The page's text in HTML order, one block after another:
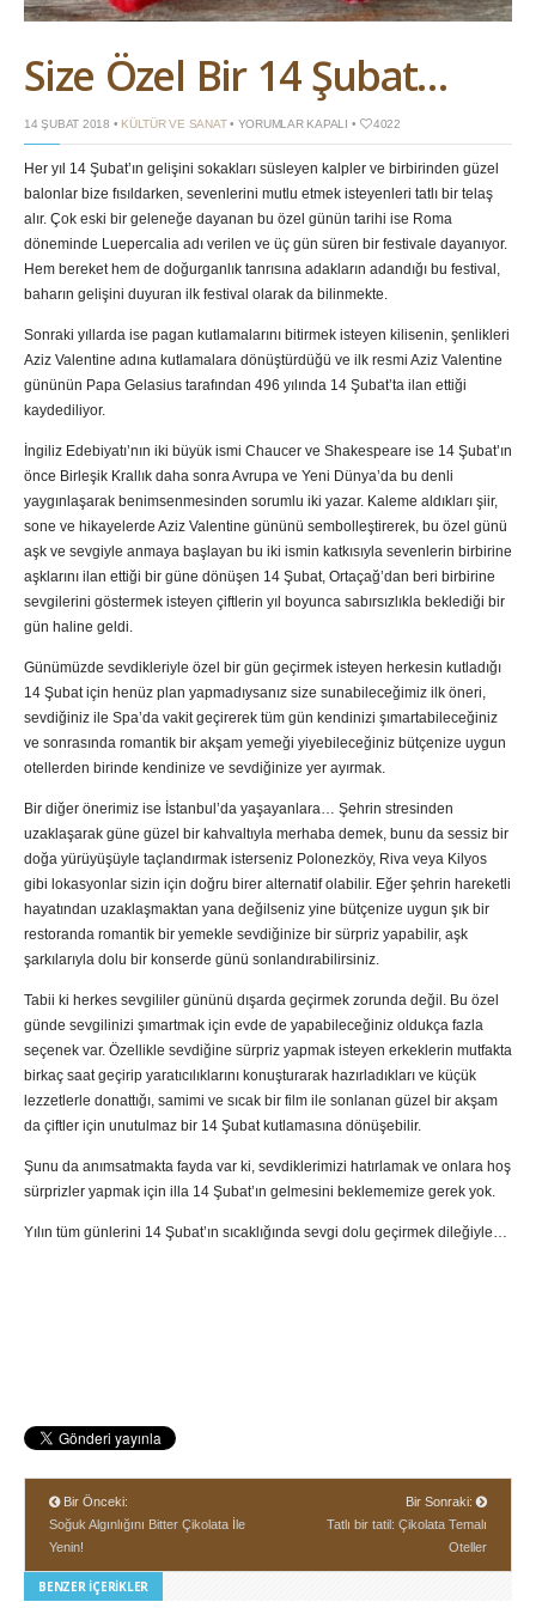
Size Özel Bir 14 Şubat…
14 ŞUBAT 2018 • KÜLTÜR VE SANAT• SIZE
14
IÇIN
YORUMLAR KAPALI • 4022
Her yıl 14 Şubat’ın gelişini sokakları süsleyen kalpler ve birbirinden güzel
balonlar bize fısıldarken, sevenlerini mutlu etmek isteyenleri tatlı bir telaş
alır. Çok eski bir geleneğe dayanan bu özel günün tarihi ise Roma
döneminde Luepercalia adı verilen ve üç gün süren bir festivale dayanıyor.
Hem bereket hem de doğurganlık tanrısına adakların adandığı bu festival,
baharın gelişini duyuran ilk festival olarak da bilinmekte.
Sonraki yıllarda ise pagan kutlamalarını bitirmek isteyen kilisenin, şenlikleri
Aziz Valentine adına kutlamalara dönüştürdüğü ve ilk resmi Aziz Valentine
gününün Papa Gelasius tarafından 496 yılında 14 Şubat’ta ilan ettiği
kaydediliyor.
İngiliz Edebiyatı’nın iki büyük ismi Chaucer ve Shakespeare ise 14 Şubat’ın
önce Birleşik Krallık daha sonra Avrupa ve Yeni Dünya’da bu denli
yaygınlaşarak benimsenmesinden sorumlu iki yazar. Kaleme aldıkları şiir,
sone ve hikayelerde Aziz Valentine gününü sembolleştirerek, bu özel günü
aşk ve sevgiyle anmaya başlayan bu iki ismin katkısıyla sevenlerin birbirine
aşklarını ilan ettiği bir güne dönüşen 14 Şubat, Ortaçağ’dan beri birbirine
sevgilerini göstermek isteyen çiftlerin yıl boyunca sabırsızlıkla beklediği bir
gün haline geldi.
Günümüzde sevdikleriyle özel bir gün geçirmek isteyen herkesin kutladığı
14 Şubat için henüz plan yapmadıysanız size sunabileceğimiz ilk öneri,
sevdiğiniz ile Spa’da vakit geçirerek tüm gün kendinizi şımartabileceğiniz
ve sonrasında romantik bir akşam yemeği yiyebileceğiniz bütçenize uygun
otellerden birinde kendinize ve sevdiğinize yer ayırmak.
Bir diğer önerimiz ise İstanbul’da yaşayanlara… Şehrin stresinden
uzaklaşarak güne güzel bir kahvaltıyla merhaba demek, bunu da sessiz bir
doğa yürüyüşüyle taçlandırmak isterseniz Polonezköy, Riva veya Kilyos
gibi lokasyonlar sizin için doğru birer alternatif olabilir. Eğer şehrin hareketli
hayatından uzaklaşmaktan yana değilseniz yine bütçenize uygun şık bir
restoranda romantik bir yemekle sevdiğinize bir sürpriz yapabilir, aşk
şarkılarıyla dolu bir konserde günü sonlandırabilirsiniz.
Tabii ki herkes sevgililer gününü dışarda geçirmek zorunda değil. Bu özel
günde sevgilinizi şımartmak için evde de yapabileceğiniz oldukça fazla
seçenek var. Özellikle sevdiğine sürpriz yapmak isteyen erkeklerin mutfakta
birkaç saat geçirip yaratıcılıklarını konuşturarak hazırladıkları ve küçük
lezzetlerle donattığı, samimi ve sıcak bir film ile sonlanan güzel bir akşam
da çiftler için unutulmaz bir 14 Şubat kutlamasına dönüşebilir.
Şunu da anımsatmakta fayda var ki, sevdiklerimizi hatırlamak ve onlara hoş
sürprizler yapmak için illa 14 Şubat’ın gelmesini beklememize gerek yok.
Yılın tüm günlerini 14 Şubat’ın sıcaklığında sevgi dolu geçirmek dileğiyle…
Bir Önceki:
Soğuk Algınlığını Bitter Çikolata İle
Yenin!
Bir Sonraki:
Tatlı bir tatil: Çikolata Temalı
Oteller
BENZER İÇERIKLER